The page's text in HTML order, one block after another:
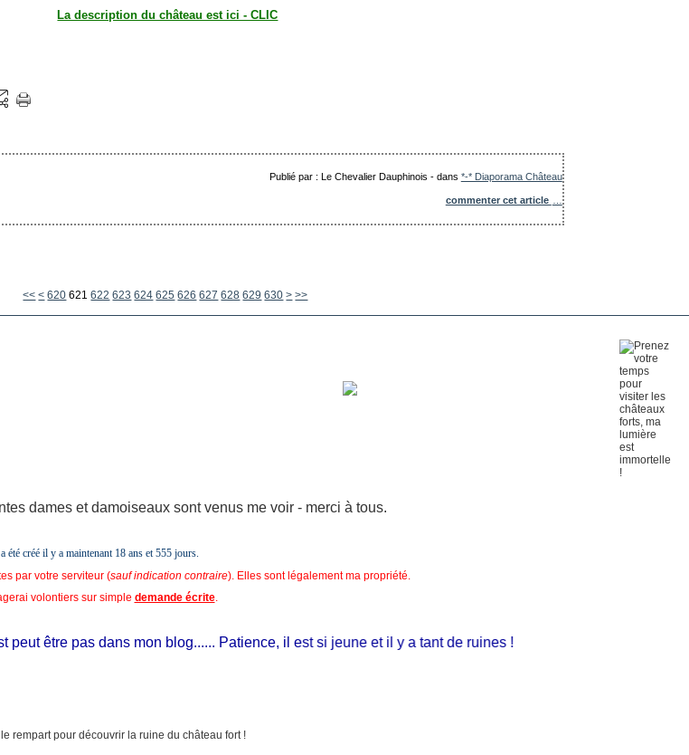
La description du château est ici - CLIC
Publié par : Le Chevalier Dauphinois -dans *-* Diaporama Château
commenter cet article
<< < 600
610
620 621 622 623 624 625 626 627 628 629 630 640
650
660
670
680
690
700
800
900
1000
> >>
dames et damoiseaux sont venus me voir - merci à tous.
été créé il y a maintenant 18 ans et555 jours.
par votre serviteur (sauf indication contraire). Elles sont légalement ma propriété.
volontiers sur simple demande écrite.
être pas dans mon blog...... Patience, il est si jeune et il y a tant de ruines !